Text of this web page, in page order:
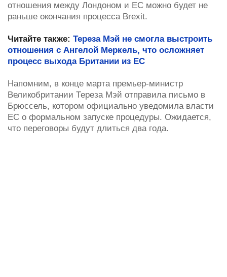
отношения между Лондоном и ЕС можно будет не
раньше окончания процесса Brexit.
Читайте также: Тереза Мэй не смогла выстроить
отношения с Ангелой Меркель, что осложняет
процесс выхода Британии из ЕС
Напомним, в конце марта премьер-министр
Великобритании Тереза Мэй отправила письмо в
Брюссель, котором официально уведомила власти
ЕС о формальном запуске процедуры. Ожидается,
что переговоры будут длиться два года.